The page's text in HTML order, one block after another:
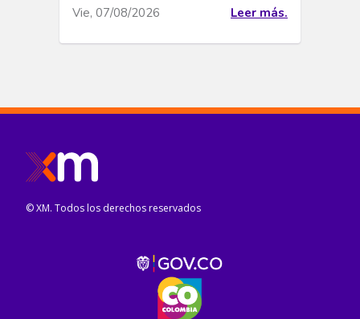
Vie, 07/08/2026 Leer más.
© XM. Todos los derechos reservados